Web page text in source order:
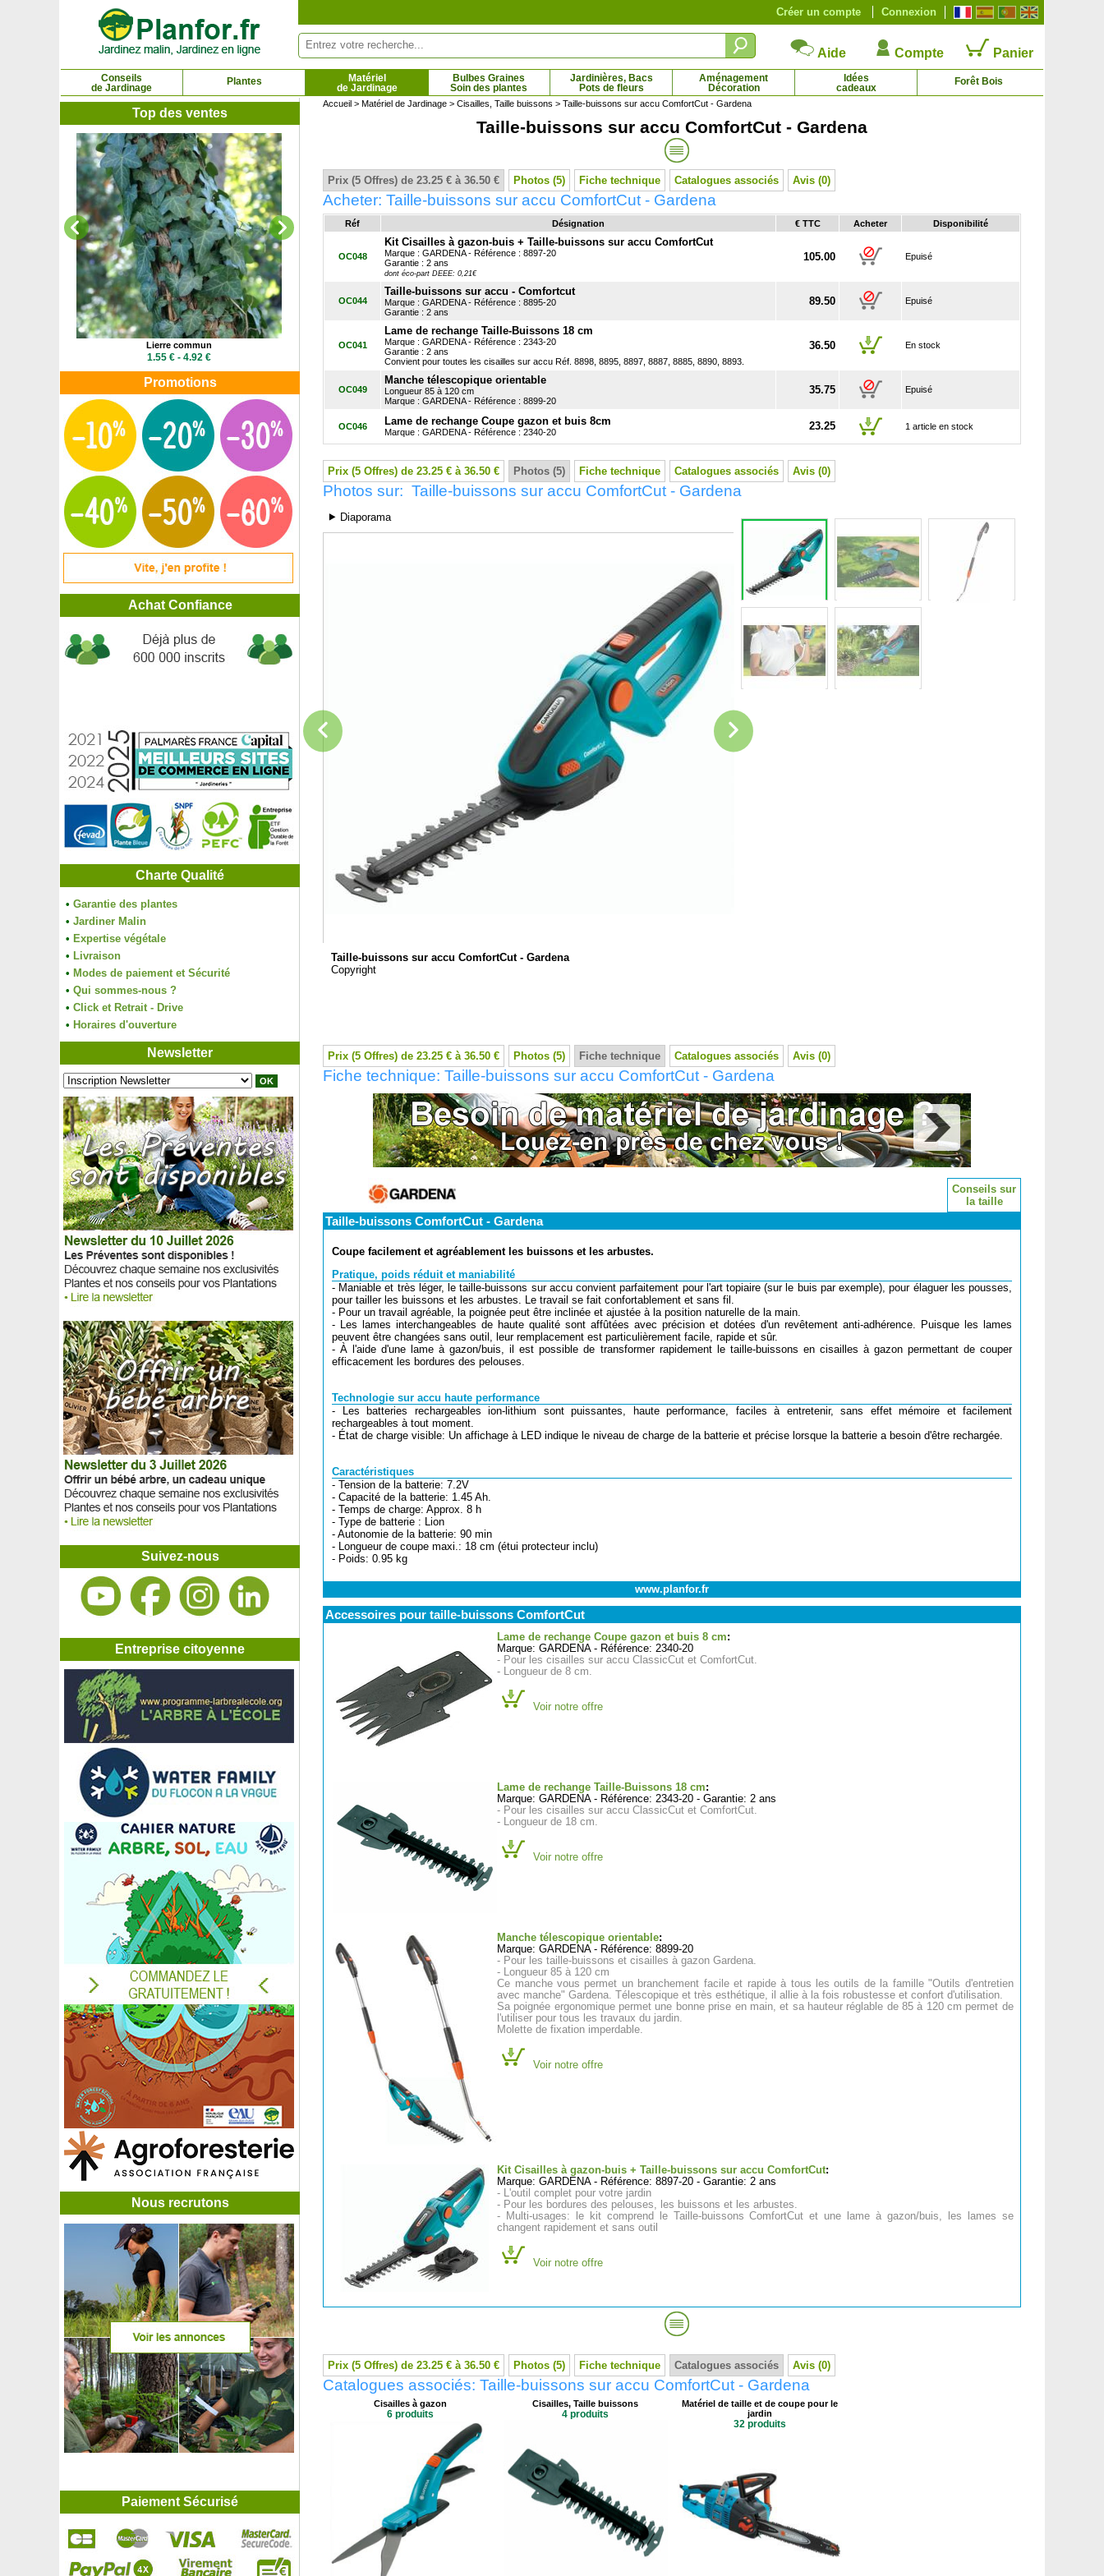
Connexion
Créer un compte
Aide Compte Panier
Conseils
de Jardinage
Plantes
Matériel
de Jardinage
Bulbes Graines
Soin des plantes
Jardinières, Bacs
Pots de fleurs
Aménagement
Décoration
Idées
cadeaux
Forêt Bois
Top des ventes
Lierre commun
1.55 € - 4.92 €
Promotions
Achat Confiance
Charte Qualité
• Garantie des plantes
• Jardiner Malin
• Expertise végétale
• Livraison
• Modes de paiement et Sécurité
• Qui sommes-nous ?
• Click et Retrait - Drive
• Horaires d'ouverture
Newsletter
Suivez-nous
Entreprise citoyenne
Nous recrutons
Accueil > Matériel de Jardinage > Cisailles, Taille buissons > Taille-buissons sur accu ComfortCut - Gardena
Taille-buissons sur accu ComfortCut - Gardena
Prix (5 Offres) de 23.25 € à 36.50 € Photos (5) Fiche technique Catalogues associés Avis (0)
Acheter: Taille-buissons sur accu ComfortCut - Gardena
Réf Désignation € TTC Acheter Disponibilité
OC048
Kit Cisailles à gazon-buis + Taille-buissons sur accu ComfortCut
Marque : GARDENA - Référence : 8897-20
Garantie : 2 ans
dont éco-part DEEE: 0,21€
105.00 Epuisé
OC044
Taille-buissons sur accu - Comfortcut
Marque : GARDENA - Référence : 8895-20
Garantie : 2 ans
89.50 Epuisé
OC041
Lame de rechange Taille-Buissons 18 cm
Marque : GARDENA - Référence : 2343-20
Garantie : 2 ans
Convient pour toutes les cisailles sur accu Réf. 8898, 8895, 8897, 8887, 8885, 8890, 8893.
36.50 En stock
OC049
Manche télescopique orientable
Longueur 85 à 120 cm
Marque : GARDENA - Référence : 8899-20
35.75 Epuisé
OC046 Lame de rechange Coupe gazon et buis 8cm
Marque : GARDENA - Référence : 2340-20 23.25 1 article en stock
Prix (5 Offres) de 23.25 € à 36.50 € Photos (5) Fiche technique Catalogues associés Avis (0)
Photos sur: Taille-buissons sur accu ComfortCut - Gardena
⯈ Diaporama
Taille-buissons sur accu ComfortCut - Gardena
Copyright
Prix (5 Offres) de 23.25 € à 36.50 € Photos (5) Fiche technique Catalogues associés Avis (0)
Fiche technique: Taille-buissons sur accu ComfortCut - Gardena
Conseils sur
la taille
Taille-buissons ComfortCut - Gardena
Coupe facilement et agréablement les buissons et les arbustes.
Pratique, poids réduit et maniabilité
- Maniable et très léger, le taille-buissons sur accu convient parfaitement pour l'art topiaire (sur le buis par exemple), pour élaguer les pousses,
pour tailler les buissons et les arbustes. Le travail se fait confortablement et sans fil.
- Pour un travail agréable, la poignée peut être inclinée et ajustée à la position naturelle de la main.
- Les lames interchangeables de haute qualité sont affûtées avec précision et dotées d'un revêtement anti-adhérence. Puisque les lames
peuvent être changées sans outil, leur remplacement est particulièrement facile, rapide et sûr.
- À l'aide d'une lame à gazon/buis, il est possible de transformer rapidement le taille-buissons en cisailles à gazon permettant de couper
efficacement les bordures des pelouses.
Technologie sur accu haute performance
- Les batteries rechargeables ion-lithium sont puissantes, haute performance, faciles à entretenir, sans effet mémoire et facilement
rechargeables à tout moment.
- État de charge visible: Un affichage à LED indique le niveau de charge de la batterie et précise lorsque la batterie a besoin d'être rechargée.
Caractéristiques
- Tension de la batterie: 7.2V
- Capacité de la batterie: 1.45 Ah.
- Temps de charge: Approx. 8 h
- Type de batterie : Lion
- Autonomie de la batterie: 90 min
- Longueur de coupe maxi.: 18 cm (étui protecteur inclu)
- Poids: 0.95 kg
www.planfor.fr
Accessoires pour taille-buissons ComfortCut
Lame de rechange Coupe gazon et buis 8 cm:
Marque: GARDENA - Référence: 2340-20
- Pour les cisailles sur accu ClassicCut et ComfortCut.
- Longueur de 8 cm.
Voir notre offre
Lame de rechange Taille-Buissons 18 cm:
Marque: GARDENA - Référence: 2343-20 - Garantie: 2 ans
- Pour les cisailles sur accu ClassicCut et ComfortCut.
- Longueur de 18 cm.
Voir notre offre
Manche télescopique orientable:
Marque: GARDENA - Référence: 8899-20
- Pour les taille-buissons et cisailles à gazon Gardena.
- Longueur 85 à 120 cm
Ce manche vous permet un branchement facile et rapide à tous les outils de la famille "Outils d'entretien
avec manche" Gardena. Télescopique et très esthétique, il allie à la fois robustesse et confort d'utilisation.
Sa poignée ergonomique permet une bonne prise en main, et sa hauteur réglable de 85 à 120 cm permet de
l'utiliser pour tous les travaux du jardin.
Molette de fixation imperdable.
Voir notre offre
Kit Cisailles à gazon-buis + Taille-buissons sur accu ComfortCut:
Marque: GARDENA - Référence: 8897-20 - Garantie: 2 ans
- L'outil complet pour votre jardin
- Pour les bordures des pelouses, les buissons et les arbustes.
- Multi-usages: le kit comprend le Taille-buissons ComfortCut et une lame à gazon/buis, les lames se
changent rapidement et sans outil
Voir notre offre
Prix (5 Offres) de 23.25 € à 36.50 € Photos (5) Fiche technique Catalogues associés Avis (0)
Catalogues associés: Taille-buissons sur accu ComfortCut - Gardena
Cisailles à gazon
6 produits
Cisailles, Taille buissons
4 produits
Matériel de taille et de coupe pour le
jardin
32 produits
Paiement Sécurisé
Panneau de gestion des cookies